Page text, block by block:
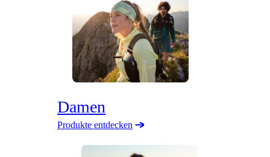
Damen
Produkte entdecken